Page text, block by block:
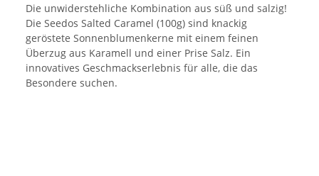
Die unwiderstehliche Kombination aus süß und salzig!
Die Seedos Salted Caramel (100g) sind knackig
geröstete Sonnenblumenkerne mit einem feinen
Überzug aus Karamell und einer Prise Salz. Ein
innovatives Geschmackserlebnis für alle, die das
Besondere suchen.